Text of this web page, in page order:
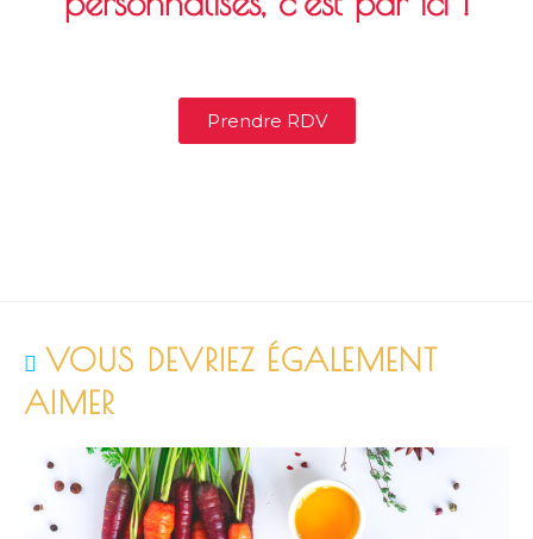
Prendre RDV
VOUS DEVRIEZ ÉGALEMENT
AIMER